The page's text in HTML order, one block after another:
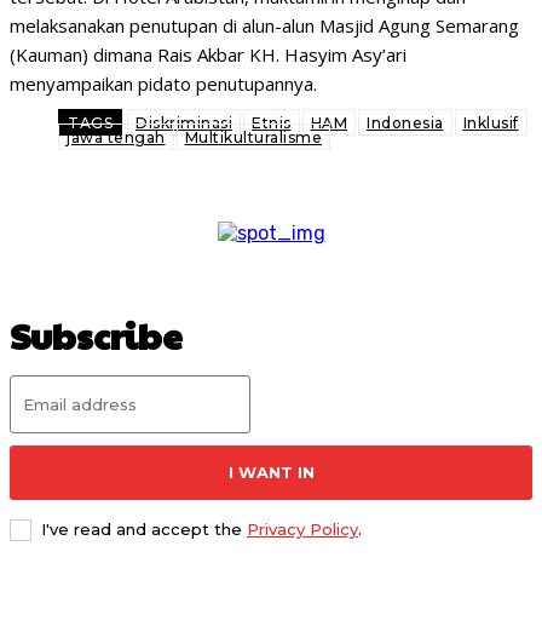
melaksanakan penutupan di alun-alun Masjid Agung Semarang
(Kauman) dimana Rais Akbar KH. Hasyim Asy’ari
menyampaikan pidato penutupannya.
TAGS Diskriminasi Etnis HAM Indonesia
Inklusif
jawa tengah
Multikulturalisme
Subscribe
I WANT IN
I've read and accept the Privacy Policy.